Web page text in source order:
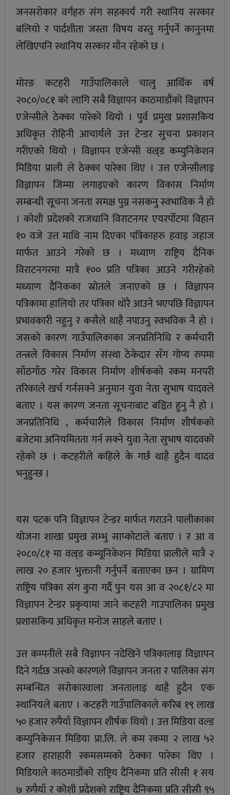
जनसरोकार वर्गहरु संग सहकार्य गरी स्थानिय सरकार
बलियो र पार्दशीता जस्ता विषय वस्तु गर्नुपर्ने कानुनमा
लेखिएपनि स्थानिय सरकार मौन रहेको छ ।
मोरङ कटहरी गाउँपालिकाले चालु आर्थिक वर्ष
२०८०/०८१ को लागि सबै विज्ञापन काठमाडौंको विज्ञापन
एजेन्सीले ठेक्का पारेको थियो । पुर्व प्रमुख प्रशासकिय
अधिकृत रोहिनी आचार्यले उत्त टेन्डर सुचना प्रकाशन
गरीएको थियो । विज्ञापन एजेन्सी वल्र्ड कम्युनिकेशन
मिडिया प्राली ले ठेक्का पारेका थिए । उत्त एजेन्सीलाइ
विज्ञापन जिम्मा लगाइएको कारण विकास निर्माण
सम्बन्धी सूचना जनता समक्ष पुग्न नसकनु स्वभाविक नै हो
। कोशी प्रदेशको राजधानि विराटनगर एयरर्पोटमा विहान
१० वजे उत्त माथि नाम दिएका पत्रिकाहरु हवाइ जहाज
मार्फत आउने गरेको छ । मध्याण राष्ट्रिय दैनिक
विराटनगरमा मात्रै १०० प्रति पत्रिका आउने गरीरहेको
मध्याण दैनिकका स्रोतले जनाएको छ । विज्ञापन
पत्रिकामा हालियो तर पत्रिका थोरै आउने भएपछि विज्ञापन
प्रभावकारी नहुनु र कसैले थाहै नपाउनु स्वभविक नै हो ।
जसको कारण गाउँपालिकाका जनप्रतिनिधि र कर्मचारी
तन्त्रले विकास निर्माण संस्था ठेकेदार सँग गोप्य रुपमा
साँठगाँठ गरेर विकास निर्माण शीर्षकको रकम मनपरी
तरिकाले खर्च गर्नसक्ने अनुमान युवा नेता सुभाष यादवले
बताए । यस कारण जनता सूचनाबाट बञ्चित हुनु नै हो ।
जनप्रतिनिधि , कर्मचारीले विकास निर्माण शीर्षकको
बजेटमा अनियमितता गर्न सक्ने युवा नेता सुभाष यादवको
रहेको छ । कटहरीले कहिले के गर्छ थाहै हुदैन यादव
भनुहुन्छ ।
यस पटक पनि विज्ञापन टेन्डर मार्फत गराउने पालीकाका
योजना शाखा प्रमुख सम्भु साप्कोटाले बताए । र आ व
२०८०/८१ मा वल्र्ड कम्यूनिकेशन मिडिया प्रालीले मात्रै २
लाख २० हजार भुक्तानी गर्नुपर्ने बताएका छन । ग्रामिण
राष्ट्रिय पत्रिका संग कुरा गर्दै पुन यस आ व २०८१/८२ मा
विज्ञापन टेन्डर प्रकृयामा जाने कटहरी गाउपालिका प्रमुख
प्रशासकिय अधिकृत मनोज साहले बताए ।
उत्त कम्पनीले सबै विज्ञापन नदेखिने पत्रिकालाइ विज्ञापन
दिने गर्दछ जस्को कारणले विज्ञापन जनता र पालिका संग
सम्बन्धित सरोकारवाला जनतालाइ थाहै हुदैन एक
स्थानियले बताए । कटहरी गाउँपालिकाले करिब १९ लाख
५० हजार रुपैयाँ विज्ञापन शीर्षक थियो । उत्त मिडिया वल्ड
कम्युनिकेसन मिडिया प्रा.लि. ले कम रकमा २ लाख ५२
हजार हाराहारी रकमसम्मको ठेक्का पारेका थिए ।
मिडियाले काठमाडौंको राष्ट्रिय दैनिकमा प्रति सीसी १ सय
७ रुपैयाँ र कोशी प्रदेशको राष्ट्रिय दैनिकमा प्रति सीसी ९५